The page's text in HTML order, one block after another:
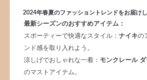
2024年春夏のファッショントレンドをお届けし
最新シーズンのおすすめアイテム：
スポーティーで快適なスタイル： ナイキの
ンド感を取り入れよう。
涼しげでおしゃれな一着： モンクレール
のマストアイテム。